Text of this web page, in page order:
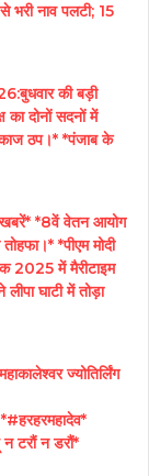
भरी नाव पलटी; 15
की बड़ी
का दोनों सदनों में
ठप।* *पंजाब के
*8वें वेतन आयोग
*पीएम मोदी
2025 में मैरीटाइम
घाटी में तोड़ा
ज्योतिर्लिंग
टरौं न डरौं*